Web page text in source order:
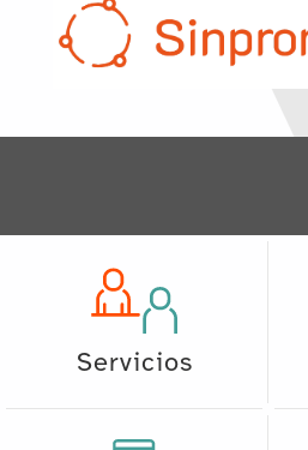
Servicios